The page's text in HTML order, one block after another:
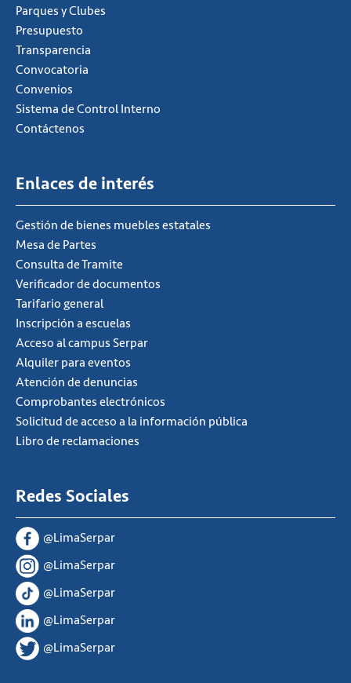
Parques y Clubes
Presupuesto
Transparencia
Convocatoria
Convenios
Sistema de Control Interno
Contáctenos
Enlaces de interés
Gestión de bienes muebles estatales
Mesa de Partes
Consulta de Tramite
Verificador de documentos
Tarifario general
Inscripción a escuelas
Acceso al campus Serpar
Alquiler para eventos
Atención de denuncias
Comprobantes electrónicos
Solicitud de acceso a la información pública
Libro de reclamaciones
Redes Sociales
@LimaSerpar
@LimaSerpar
@LimaSerpar
@LimaSerpar
@LimaSerpar